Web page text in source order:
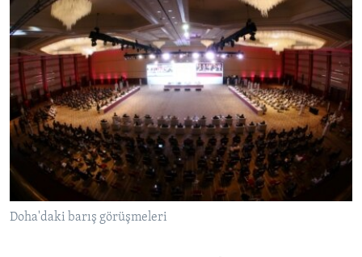
Doha'daki barış görüşmeleri